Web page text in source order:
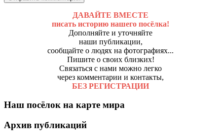
ДАВАЙТЕ ВМЕСТЕ
писать историю нашего посёлка!
Дополняйте и уточняйте
наши публикации,
сообщайте о людях на фотографиях...
Пишите о своих близких!
Связаться с нами можно легко
через комментарии и контакты,
БЕЗ РЕГИСТРАЦИИ
Наш посёлок на карте мира
Архив публикаций